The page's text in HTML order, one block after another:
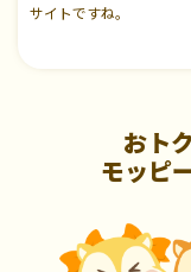
サイトですね。
おト
モッピ